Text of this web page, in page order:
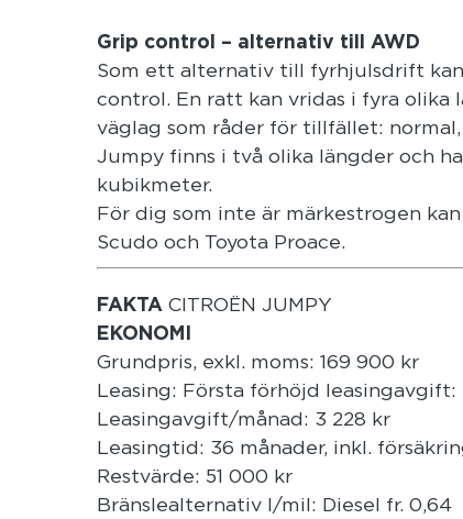
Grip control – alternativ till AWD
Som ett alternativ till fyrhjulsdrift
control. En ratt kan vridas i fyra olika
väglag som råder för tillfället:
Jumpy finns i två olika längder och
kubikmeter.
För dig som inte är märkestrogen
Scudo och Toyota Proace.
FAKTA CITROËN JUMPY
EKONOMI
Grundpris, exkl. moms: 169 900 kr
Leasing: Första förhöjd
Leasingavgift/månad: 3 228 kr
Leasingtid: 36 månader, inkl.
Restvärde: 51 000 kr
Bränslealternativ l/mil: Diesel fr. 0,64